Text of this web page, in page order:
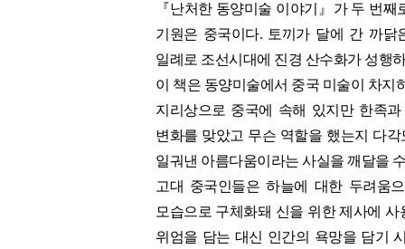
『난처한 동양미술 이야기』가 두 번
기원은 중국이다. 토끼가 달에 간 까닭
일례로 조선시대에 진경 산수화가 성행
이 책은 동양미술에서 중국 미술이 차지
지리상으로 중국에 속해 있지만 한족
변화를 맞았고 무슨 역할을 했는지 다
일궈낸 아름다움이라는 사실을 깨달을
고대 중국인들은 하늘에 대한 두려움
모습으로 구체화돼 신을 위한 제사에
위엄을 담는 대신 인간의 욕망을 담기